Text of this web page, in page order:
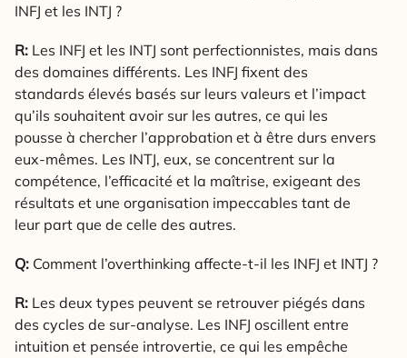
INFJ et les INTJ ?
R: Les INFJ et les INTJ sont perfectionnistes, mais dans
des domaines différents. Les INFJ fixent des
standards élevés basés sur leurs valeurs et l’impact
qu’ils souhaitent avoir sur les autres, ce qui les
pousse à chercher l’approbation et à être durs envers
eux-mêmes. Les INTJ, eux, se concentrent sur la
compétence, l’efficacité et la maîtrise, exigeant des
résultats et une organisation impeccables tant de
leur part que de celle des autres.
Q: Comment l’overthinking affecte-t-il les INFJ et INTJ ?
R: Les deux types peuvent se retrouver piégés dans
des cycles de sur-analyse. Les INFJ oscillent entre
intuition et pensée introvertie, ce qui les empêche